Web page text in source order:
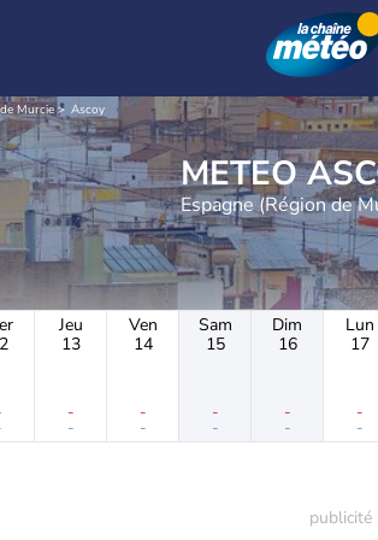
Murcie Ascoy
METEO
Espagne (Région de
Jeu
13
-
-
Ven
14
-
-
Sam
15
-
-
Dim
16
-
-
Lun
17
-
-